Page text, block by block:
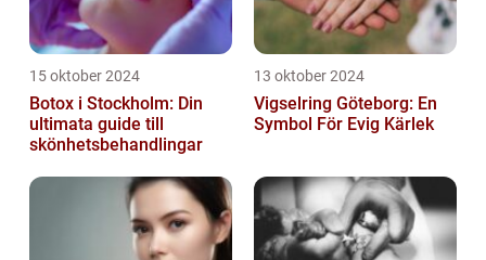
15 oktober 2024
Botox i Stockholm: Din
ultimata guide till
skönhetsbehandlingar
13 oktober 2024
Vigselring Göteborg: En
Symbol För Evig Kärlek